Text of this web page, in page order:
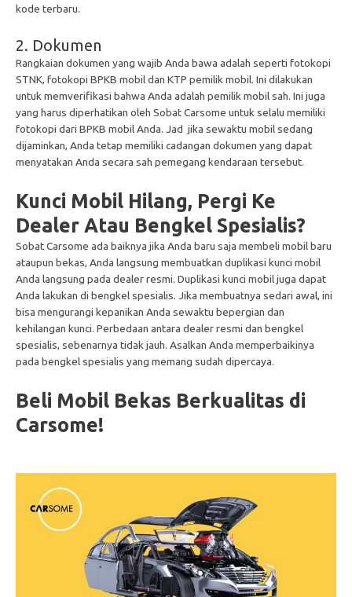
kode terbaru.
2. Dokumen
Rangkaian dokumen yang wajib Anda bawa adalah seperti fotokopi
STNK, fotokopi BPKB mobil dan KTP pemilik mobil. Ini dilakukan
untuk memverifikasi bahwa Anda adalah pemilik mobil sah. Ini juga
yang harus diperhatikan oleh Sobat Carsome untuk selalu memiliki
fotokopi dari BPKB mobil Anda. Jad jika sewaktu mobil sedang
dijaminkan, Anda tetap memiliki cadangan dokumen yang dapat
menyatakan Anda secara sah pemegang kendaraan tersebut.
Kunci Mobil Hilang, Pergi Ke
Dealer Atau Bengkel Spesialis?
Sobat Carsome ada baiknya jika Anda baru saja membeli mobil baru
ataupun bekas, Anda langsung membuatkan duplikasi kunci mobil
Anda langsung pada dealer resmi. Duplikasi kunci mobil juga dapat
Anda lakukan di bengkel spesialis. Jika membuatnya sedari awal, ini
bisa mengurangi kepanikan Anda sewaktu bepergian dan
kehilangan kunci. Perbedaan antara dealer resmi dan bengkel
spesialis, sebenarnya tidak jauh. Asalkan Anda memperbaikinya
pada bengkel spesialis yang memang sudah dipercaya.
Beli Mobil Bekas Berkualitas di
Carsome!